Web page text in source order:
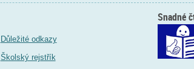
Důležité odkazy
Školský rejstřík
Snadné